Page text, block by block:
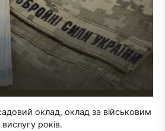
оклад, оклад за військовим
років.